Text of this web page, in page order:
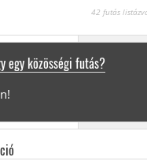
42 futás
egy közösségi futás?